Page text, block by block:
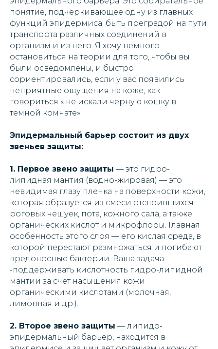
понятие, подчеркивающее одну из главных
функций эпидермиса: быть преградой на пути
транспорта различных соединений в
организм и из него. Я хочу немного
остановиться на теории для того, чтобы вы
были осведомлены, и быстро
сориентировались, если у вас появились
неприятные ощущения на коже, как
говориться « не искали черную кошку в
темной комнате».
Эпидермальный барьер состоит из двух
звеньев защиты:
1. Первое звено защиты — это гидро-
липидная мантия (водно-жировая) — это
невидимая глазу пленка на поверхности кожи,
которая образуется из смеси отслоившихся
роговых чешуек, пота, кожного сала, а также
органических кислот и микрофлоры. Главная
особенность этого слоя — его кислая среда, в
которой перестают размножаться и погибают
вредоносные бактерии. Ваша задача
-поддерживать кислотность гидро-липидной
мантии за счет насыщения кожи
органическими кислотами (молочная,
лимонная и др.).
2. Второе звено защиты — липидо-
эпидермальный барьер, находится в